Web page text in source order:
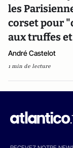
les
corset pour
aux truffes
André Castelot
1 min de lecture